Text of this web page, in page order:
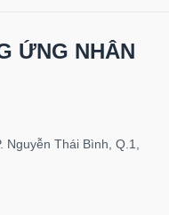
ỨNG NHÂN
Nguyễn Thái Bình, Q.1,